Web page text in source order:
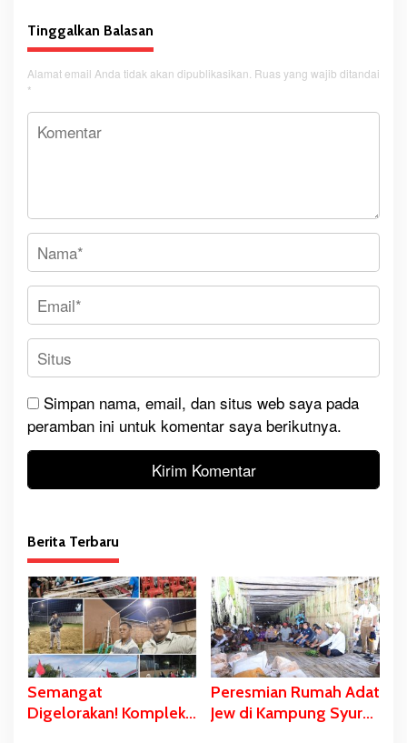
Tinggalkan Balasan
Alamat email Anda tidak akan dipublikasikan. Ruas yang wajib ditandai
*
Simpan nama, email, dan situs web saya pada
peramban ini untuk komentar saya berikutnya.
Berita Terbaru
Semangat
Digelorakan! Komplek
Peresmian Rumah Adat
Jew di Kampung Syuru-